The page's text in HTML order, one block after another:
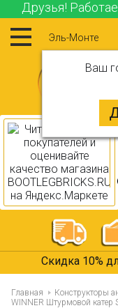
Друзья!
Эль-Монте
Ваш
Все
Главная Конструкторы
WINNER Штурмовой катер